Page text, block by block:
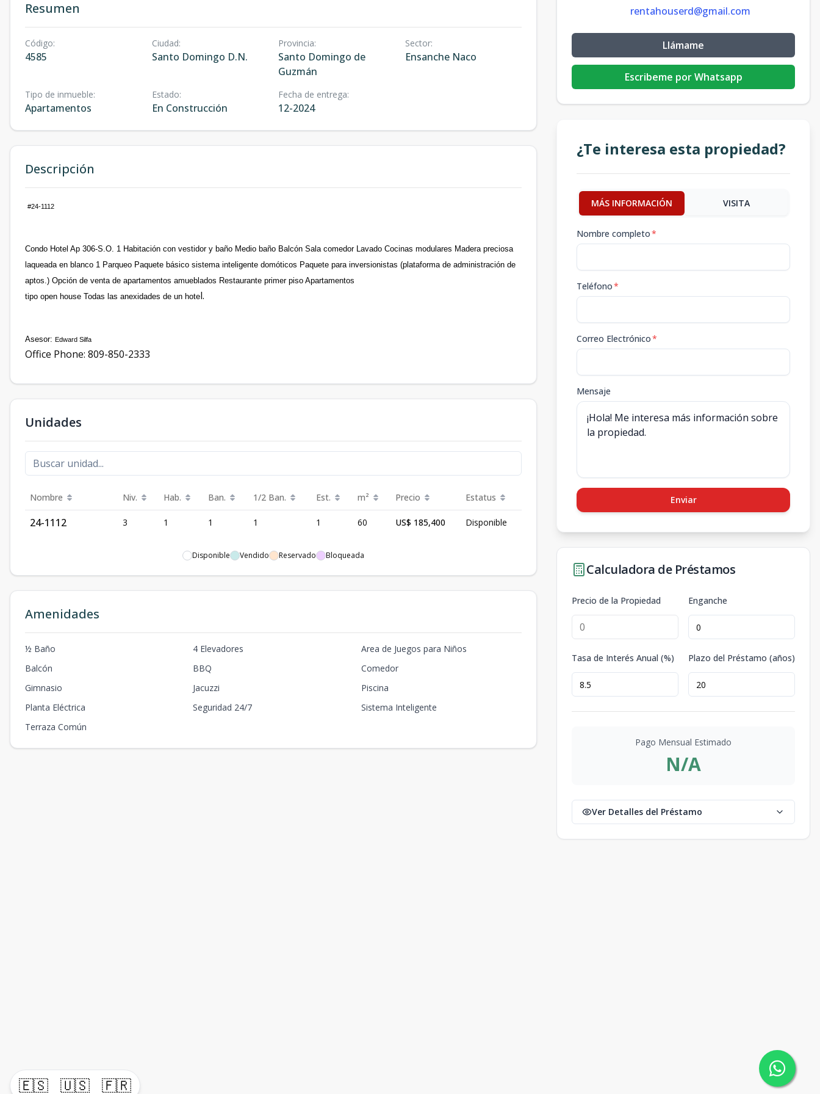
🇪🇸 🇺🇸 🇫🇷
Resumen
Código:
4585
Ciudad:
Santo Domingo D.N.
Provincia:
Santo Domingo de
Guzmán
Sector:
Ensanche Naco
Tipo de inmueble:
Apartamentos
Estado:
En Construcción
Fecha de entrega:
12-2024
Descripción
#24-1112
Condo Hotel Ap 306-S.O. 1 Habitación con vestidor y baño Medio baño Balcón Sala comedor Lavado Cocinas modulares Madera preciosa
laqueada en blanco 1 Parqueo Paquete básico sistema inteligente domóticos Paquete para inversionistas (plataforma de administración de
aptos.) Opción de venta de apartamentos amueblados Restaurante primer piso Apartamentos
tipo open house Todas las anexidades de un hotel.
Asesor: Edward Silfa
Office Phone: 809-850-2333
Unidades
Nombre Niv. Hab. Ban. 1/2 Ban. Est. m² Precio Estatus
24-1112 3 1 1 1 1 60 US$ 185,400 Disponible
Disponible Vendido Reservado Bloqueada
Amenidades
½ Baño 4 Elevadores
Area de Juegos para Niños
Balcón
BBQ
Comedor
Gimnasio
Jacuzzi
Piscina
Planta Eléctrica
Seguridad 24/7
Sistema Inteligente
Terraza Común
rentahouserd@gmail.com
Llámame
Escribeme por Whatsapp
¿Te interesa esta propiedad?
MÁS INFORMACIÓN VISITA
Nombre completo*
Teléfono*
Correo Electrónico*
Mensaje
Enviar
Calculadora de Préstamos
Precio de la Propiedad Enganche
Tasa de Interés Anual (%) Plazo del Préstamo (años)
Pago Mensual Estimado
N/A
Ver Detalles del Préstamo